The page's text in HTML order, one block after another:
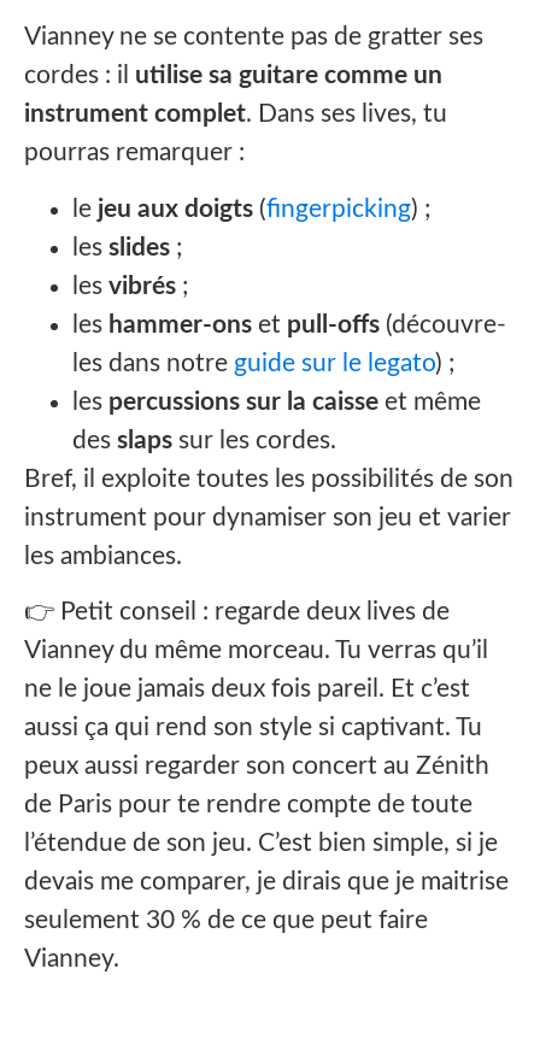
Vianney ne se contente pas de gratter ses
cordes : il utilise sa guitare comme un
instrument complet. Dans ses lives, tu
pourras remarquer :
le jeu aux doigts (fingerpicking) ;
les slides ;
les vibrés ;
les hammer-ons et pull-offs (découvre-
les dans notre guide sur le legato) ;
les percussions sur la caisse et même
des slaps sur les cordes.
Bref, il exploite toutes les possibilités de son
instrument pour dynamiser son jeu et varier
les ambiances.
👉 Petit conseil : regarde deux lives de
Vianney du même morceau. Tu verras qu’il
ne le joue jamais deux fois pareil. Et c’est
aussi ça qui rend son style si captivant. Tu
peux aussi regarder son concert au Zénith
de Paris pour te rendre compte de toute
l’étendue de son jeu. C’est bien simple, si je
devais me comparer, je dirais que je maitrise
seulement 30 % de ce que peut faire
Vianney.